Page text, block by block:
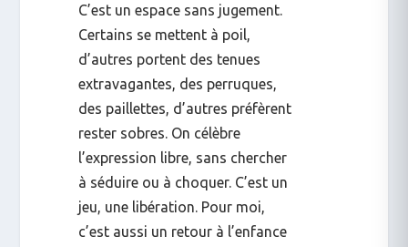
C’est un espace sans jugement.
Certains se mettent à poil,
d’autres portent des tenues
extravagantes, des perruques,
des paillettes, d’autres préfèrent
rester sobres. On célèbre
l’expression libre, sans chercher
à séduire ou à choquer. C’est un
jeu, une libération. Pour moi,
c’est aussi un retour à l’enfance